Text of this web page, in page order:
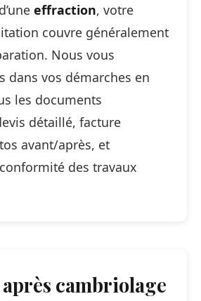
effraction, votre
couvre généralement
Nous vous
dans vos démarches en
les documents
détaillé, facture
avant/après, et
des travaux
cambriolage